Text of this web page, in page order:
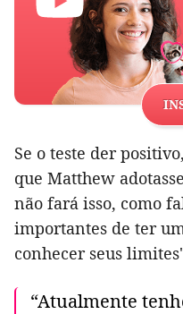
Se o teste der
que Matthew
não fará isso, como
importantes de ter
conhecer seus
“Atualmente